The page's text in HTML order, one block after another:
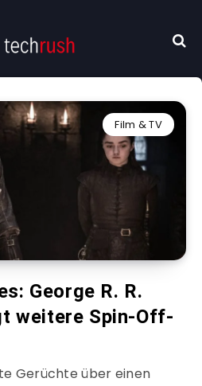
Film & TV
George R. R.
weitere Spin-Off-
Gerüchte über einen